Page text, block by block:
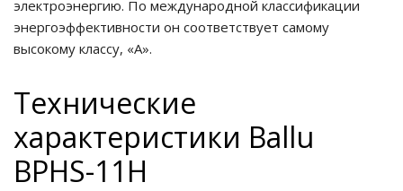
электроэнергию. По международной классификации
энергоэффективности он соответствует самому
высокому классу, «А».
Технические
характеристики Ballu
BPHS-11H